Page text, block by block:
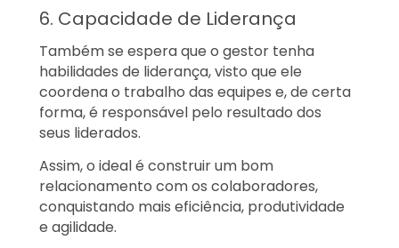
6. Capacidade de Liderança
Também se espera que o gestor tenha
habilidades de liderança, visto que ele
coordena o trabalho das equipes e, de certa
forma, é responsável pelo resultado dos
seus liderados.
Assim, o ideal é construir um bom
relacionamento com os colaboradores,
conquistando mais eficiência, produtividade
e agilidade.